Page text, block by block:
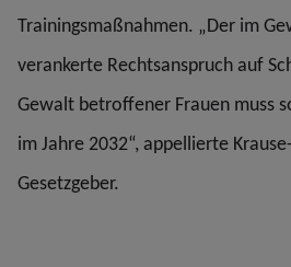
Trainingsmaßnahmen. „Der im
verankerte Rechtsanspruch auf
Gewalt betroffener Frauen muss
im Jahre 2032“, appellierte
Gesetzgeber.